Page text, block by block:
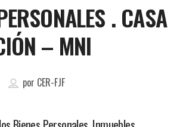
. CASA
– MNI
por CER-FJF